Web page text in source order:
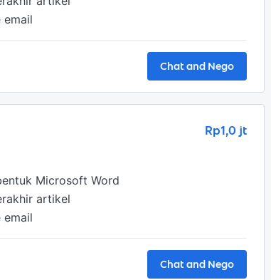
Chat and Nego
Rp1,0 jt
Microsoft Word
artikel
Chat and Nego